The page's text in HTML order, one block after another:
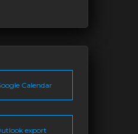
Calendar
export